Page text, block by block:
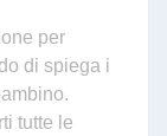
per
di spiega i
tutte le